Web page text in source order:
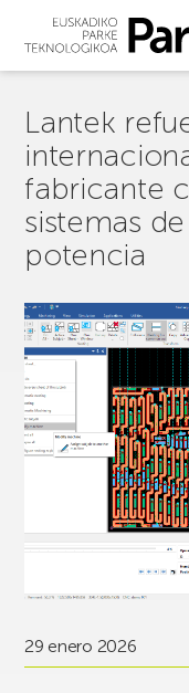
Lantek
fabricante
sistemas
potencia
29 enero 2026